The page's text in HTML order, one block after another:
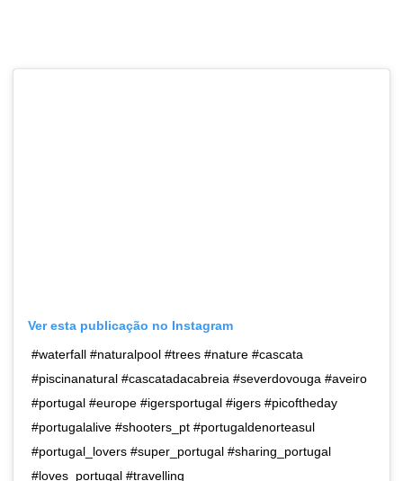
Ver esta publicação no Instagram
#waterfall #naturalpool #trees #nature #cascata
#piscinanatural #cascatadacabreia #severdovouga #aveiro
#portugal #europe #igersportugal #igers #picoftheday
#portugalalive #shooters_pt #portugaldenorteasul
#portugal_lovers #super_portugal #sharing_portugal
#loves_portugal #travelling